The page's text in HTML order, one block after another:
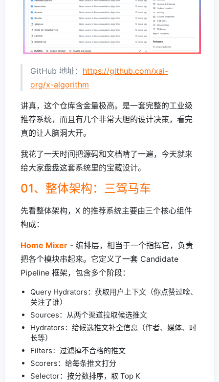
GitHub 地址： https://github.com/xai-
org/x-algorithm
讲真，这个仓库含金量极高。是一套完整的工业级
推荐系统，而且有几个非常大胆的设计决策，看完
真的让人脑洞大开。
我花了一天时间把源码和文档啃了一遍，今天就来
给大家盘盘这套系统里的宝藏设计。
01、整体架构：三驾马车
先看整体架构，X 的推荐系统主要由三个核心组件
构成：
Home Mixer - 编排层，相当于一个指挥官，负责
把各个模块串起来。它定义了一套 Candidate
Pipeline 框架，包含多个阶段：
Query Hydrators：获取用户上下文（你点赞过啥、
关注了谁）
Sources：从两个渠道拉取候选推文
Hydrators：给候选推文补全信息（作者、媒体、时
长等）
Filters：过滤掉不合格的推文
Scorers：给每条推文打分
Selector：按分数排序，取 Top K